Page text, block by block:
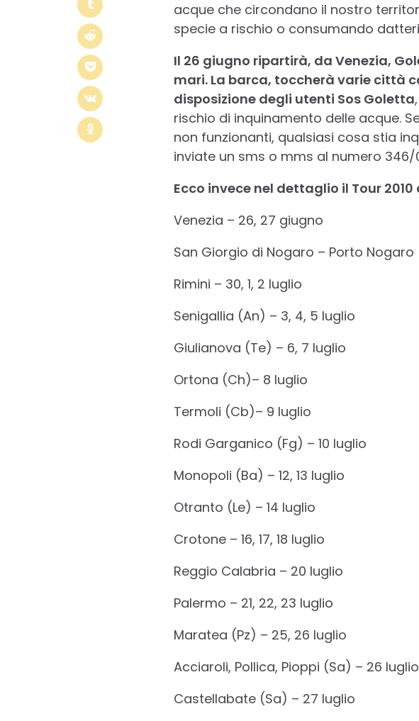
acque che circondano il nostro
specie a rischio o consumando
Il 26 giugno ripartirà, da Venezia,
mari. La barca, toccherà varie città
disposizione degli utenti Sos Goletta
rischio di inquinamento delle acque.
non funzionanti, qualsiasi cosa stia
inviate un sms o mms al numero
Ecco invece nel dettaglio il Tour
Venezia – 26, 27 giugno
San Giorgio di Nogaro – Porto
Rimini – 30, 1, 2 luglio
Senigallia (An) – 3, 4, 5 luglio
Giulianova (Te) – 6, 7 luglio
Ortona (Ch)– 8 luglio
Termoli (Cb)– 9 luglio
Rodi Garganico (Fg) – 10 luglio
Monopoli (Ba) – 12, 13 luglio
Otranto (Le) – 14 luglio
Crotone – 16, 17, 18 luglio
Reggio Calabria – 20 luglio
Palermo – 21, 22, 23 luglio
Maratea (Pz) – 25, 26 luglio
Acciaroli, Pollica, Pioppi (Sa) – 26 luglio
Castellabate (Sa) – 27 luglio